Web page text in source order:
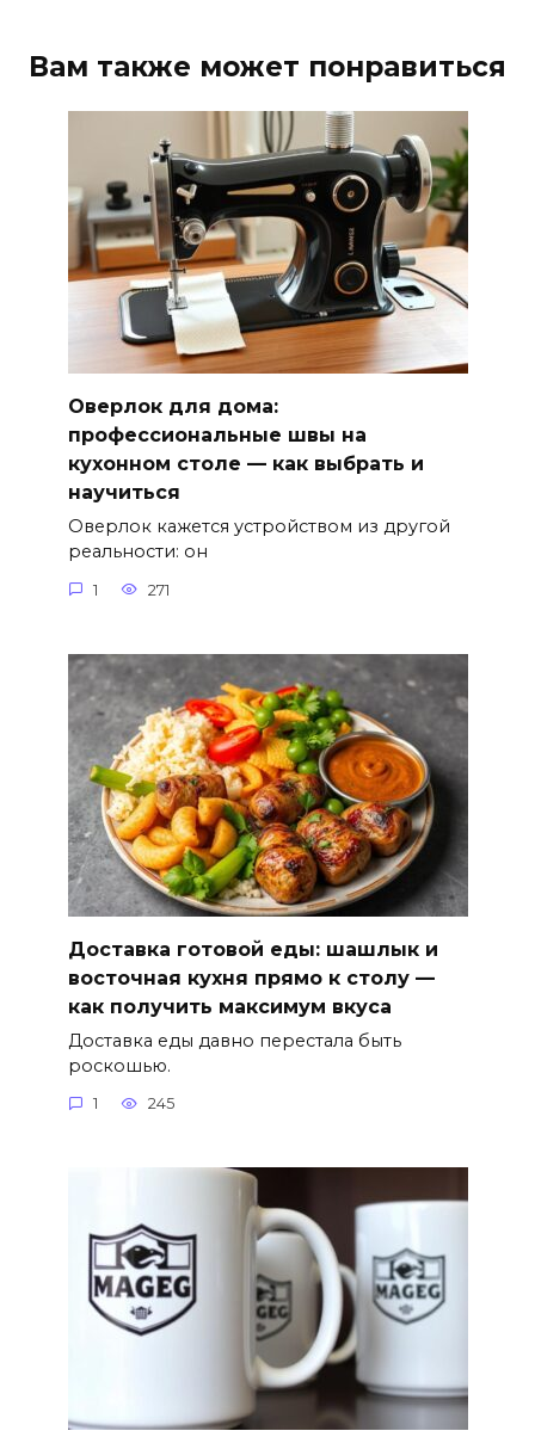
Вам также может понравиться
Оверлок для дома:
профессиональные швы на
кухонном столе — как выбрать и
научиться
Оверлок кажется устройством из другой
реальности: он
1 271
Доставка готовой еды: шашлык и
восточная кухня прямо к столу —
как получить максимум вкуса
Доставка еды давно перестала быть
роскошью.
1 245